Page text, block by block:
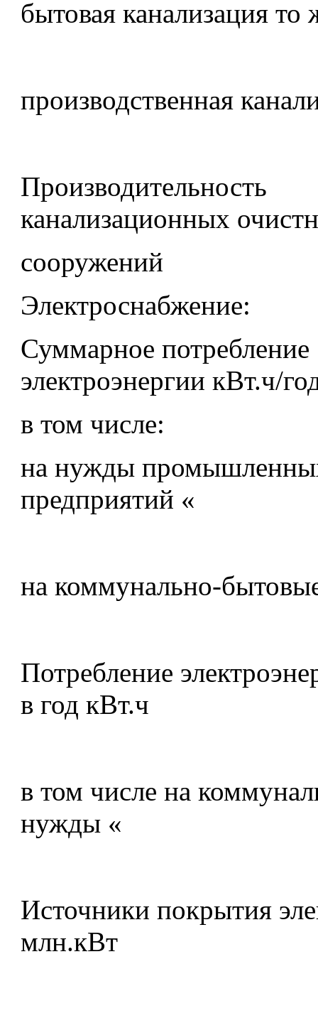
бытовая канализация то
производственная
Производительность
канализационных
сооружений
Электроснабжение:
Суммарное потребление
электроэнергии кВт.ч/
в том числе:
на нужды
предприятий «
на коммунально-
Потребление
в год кВт.ч
в том числе на
нужды «
Источники покрытия
млн.кВт